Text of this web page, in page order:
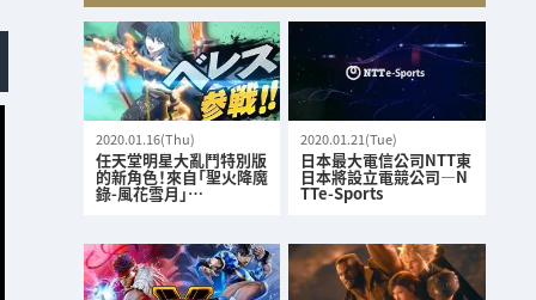
2020.01.16(Thu)
任天堂明星大亂鬥特別版
的新角色！來自「聖火降魔
錄-風花雪月」…
2020.01.21(Tue)
日本最大電信公司NTT東
日本將設立電競公司—N
TTe-Sports